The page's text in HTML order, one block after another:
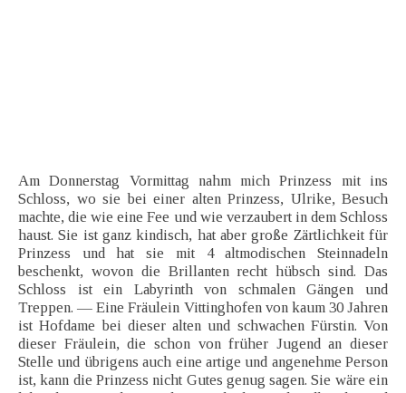
Am Donnerstag Vormittag nahm mich Prinzess mit ins
Schloss, wo sie bei einer alten Prinzess, Ulrike, Besuch
machte, die wie eine Fee und wie verzaubert in dem Schloss
haust. Sie ist ganz kindisch, hat aber große Zärtlichkeit für
Prinzess und hat sie mit 4 altmodischen Steinnadeln
beschenkt, wovon die Brillanten recht hübsch sind. Das
Schloss ist ein Labyrinth von schmalen Gängen und
Treppen. — Eine Fräulein Vittinghofen von kaum 30 Jahren
ist Hofdame bei dieser alten und schwachen Fürstin. Von
dieser Fräulein, die schon von früher Jugend an dieser
Stelle und übrigens auch eine artige und angenehme Person
ist, kann die Prinzess nicht Gutes genug sagen. Sie wäre ein